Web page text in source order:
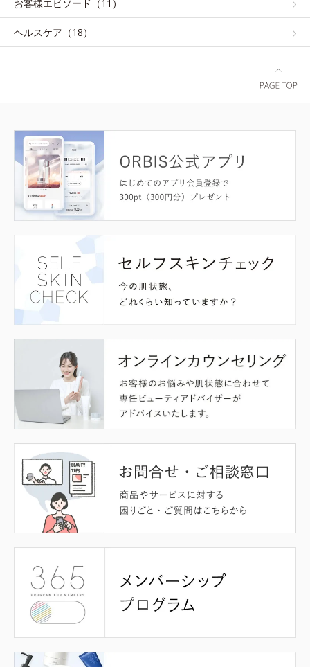
お客様エピソード（11）
ヘルスケア（18）